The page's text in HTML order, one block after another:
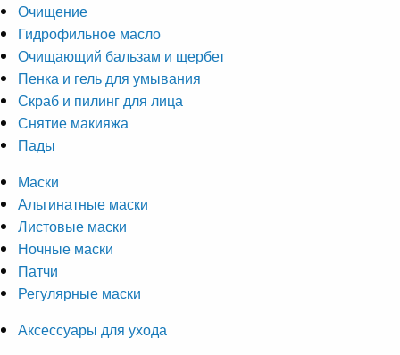
Очищение
Гидрофильное масло
Очищающий бальзам и щербет
Пенка и гель для умывания
Скраб и пилинг для лица
Снятие макияжа
Пады
Маски
Альгинатные маски
Листовые маски
Ночные маски
Патчи
Регулярные маски
Аксессуары для ухода